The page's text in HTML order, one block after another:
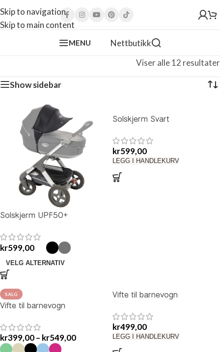
Skip to navigation
Skip to main content
MENU
Nettbutikk
Viser alle 12 resultater
Show sidebar
Solskjerm UPF50+
kr599,00
VELG ALTERNATIV
Solskjerm Svart
kr599,00
LEGG I HANDLEKURV
SALG
Vifte til barnevogn
kr399,00– kr549,00
Vifte til barnevogn
kr499,00
LEGG I HANDLEKURV